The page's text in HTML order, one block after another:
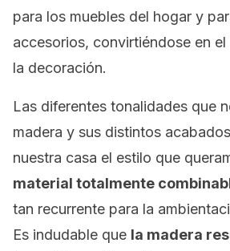
para los muebles del hogar y
accesorios, convirtiéndose en
la decoración.
Las diferentes tonalidades que
madera y sus distintos
nuestra casa el estilo que
material totalmente
tan recurrente para la
Es indudable que la madera